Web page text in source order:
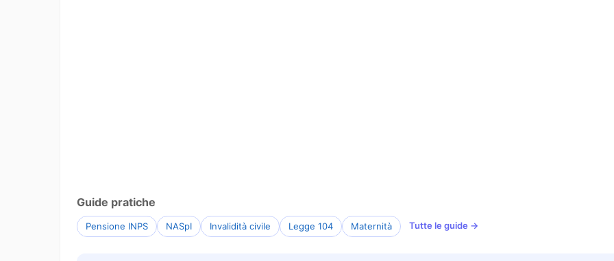
Guide pratiche
Pensione INPS NASpI Invalidità civile Legge 104 Maternità Tutte le guide →